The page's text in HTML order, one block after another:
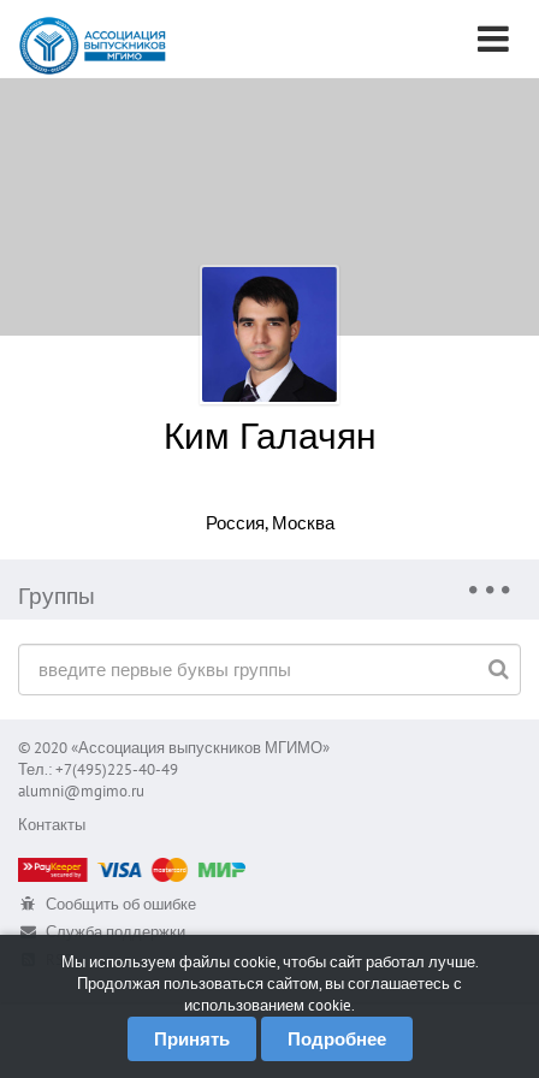
Ким Галачян
Россия, Москва
Группы
© 2020 «Ассоциация выпускников МГИМО»
Тел.: +7(495)225-40-49
alumni@mgimo.ru
Контакты
Сообщить об ошибке
Служба поддержки
RSSМы используем файлы cookie, чтобы сайт работал лучше.
Продолжая пользоваться сайтом, вы соглашаетесь с
использованием cookie.
Принять Подробнее